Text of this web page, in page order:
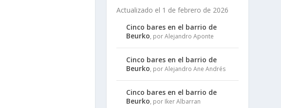
Actualizado el 1 de febrero de 2026
Cinco bares en el barrio de
Beurko, por Alejandro Aponte
Cinco bares en el barrio de
Beurko, por Alejandro Ane Andrés
Cinco bares en el barrio de
Beurko, por Iker Albarran